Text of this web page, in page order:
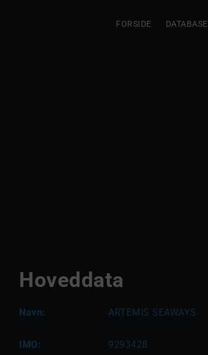
FORSIDE DATABASE
Hoveddata
Navn: ARTEMIS SEAWAYS
IMO: 9293428